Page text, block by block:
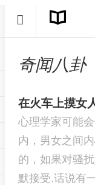
奇闻八卦
在火车上摸女
心理学家可能
内，男女之间
的，如果对骚
默接受.话说有